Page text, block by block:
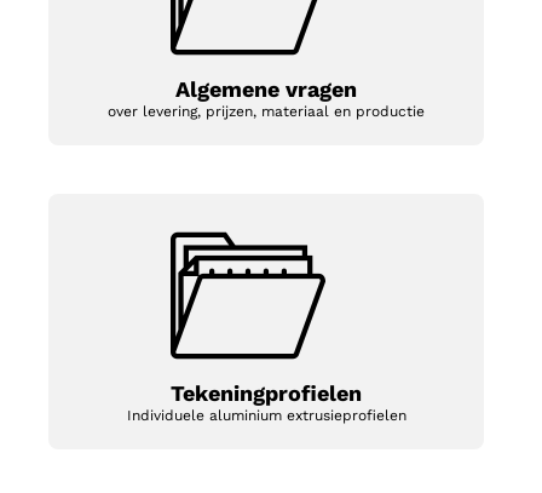
Algemene vragen
over levering, prijzen, materiaal en productie
Tekeningprofielen
Individuele aluminium extrusieprofielen